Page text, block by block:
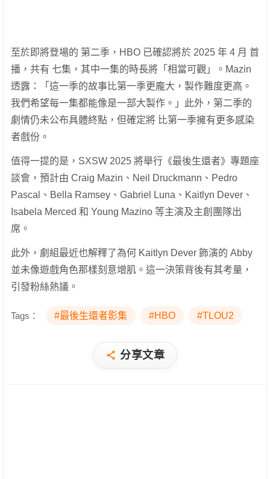
至於即將登場的 第二季，HBO 已確認將於 2025 年 4 月 首
播，共有 七集，其中一集的時長將「相當可觀」。Mazin
透露：「這一季的故事比第一季更龐大，製作難度更高。
我們希望每一集都能像是一部大製作。」此外，第二季的
劇情仍未公布具體終點，但確定將 比第一季擁有更多感染
者戲份。
值得一提的是，SXSW 2025 將舉行《最後生還者》專題座
談會，預計由 Craig Mazin、Neil Druckmann、Pedro
Pascal、Bella Ramsey、Gabriel Luna、Kaitlyn Dever、
Isabela Merced 和 Young Mazino 等主演及主創團隊出
席。
此外，劇組最近也解釋了為何 Kaitlyn Dever 飾演的 Abby
並未像遊戲角色那樣刻意增肌。這一決策背後有其考量，
引發粉絲熱議。
Tags： #最後生還者影集 #HBO #TLOU2
分享文章